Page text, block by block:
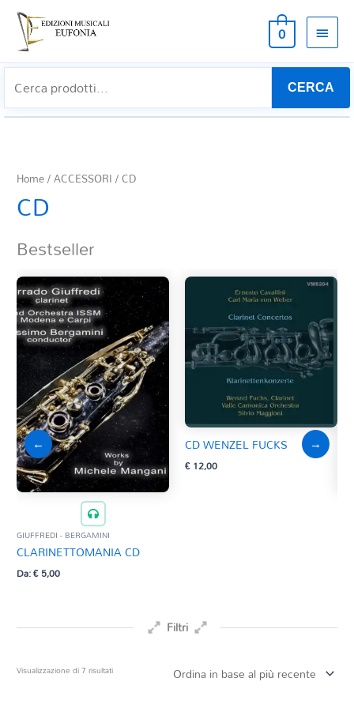
0
CERCA
Home/ACCESSORI / CD
CD
Bestseller
←
GIUFFREDI - BERGAMINI
CLARINETTOMANIA CD
Da:€5,00
CD WENZEL FUCKS
€12,00
→
Filtri
Visualizzazione di 7 risultatiOrdina
in